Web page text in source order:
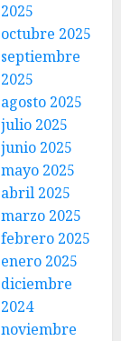
2025
octubre 2025
septiembre
2025
agosto 2025
julio 2025
junio 2025
mayo 2025
abril 2025
marzo 2025
febrero 2025
enero 2025
diciembre
2024
noviembre